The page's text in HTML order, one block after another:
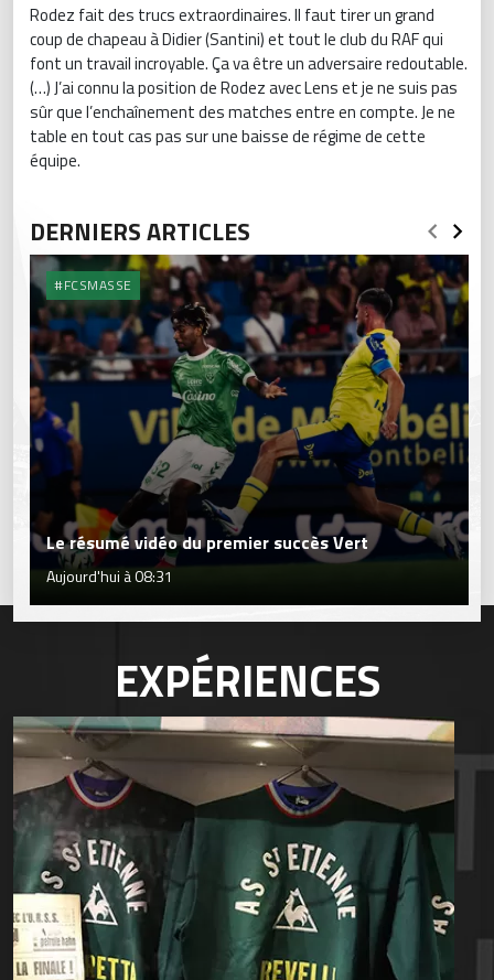
Rodez fait des trucs extraordinaires. Il faut tirer un grand
coup de chapeau à Didier (Santini) et tout le club du RAF qui
font un travail incroyable. Ça va être un adversaire redoutable.
(…) J’ai connu la position de Rodez avec Lens et je ne suis pas
sûr que l’enchaînement des matches entre en compte. Je ne
table en tout cas pas sur une baisse de régime de cette
équipe.
DERNIERS ARTICLES
#FCSMASSE
Le résumé vidéo du premier succès Vert
Aujourd'hui à 08:31
EXPÉRIENCES